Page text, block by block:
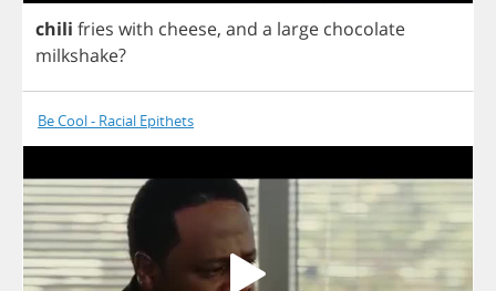
chili fries with cheese, and a large chocolate
milkshake?
Be Cool - Racial Epithets